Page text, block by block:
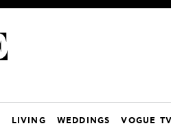
LIVING WEDDINGS VOGUE